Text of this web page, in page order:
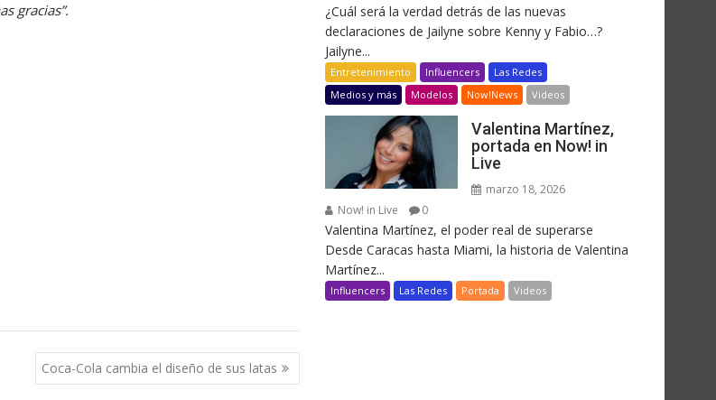
gracias”.
Coca-Cola cambia el diseño de sus latas
¿Cuál será la verdad detrás de las nuevas
declaraciones de Jailyne sobre Kenny y Fabio…?
Jailyne...
Entretenimiento Influencers
Las Redes
Medios y más
Modelos Now!News Videos
Valentina Martínez,
portada en Now! in
Live
marzo 18, 2026
Now! in Live
0
Valentina Martínez, el poder real de superarse
Desde Caracas hasta Miami, la historia de Valentina
Martínez...
Influencers Las Redes Portada Videos